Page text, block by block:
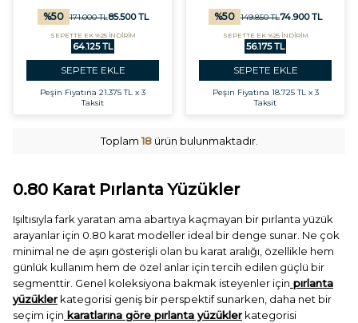
%50 171.000TL85.500TL
SEPETTE EK %25 İNDİRİM
64.125 TL
SEPETE EKLE
Peşin Fiyatına 21.375 TL x 3
Taksit
%50 149.850TL74.900TL
SEPETTE EK %25 İNDİRİM
56.175 TL
SEPETE EKLE
Peşin Fiyatına 18.725 TL x 3
Taksit
Toplam18ürün bulunmaktadır.
0.80 Karat Pırlanta Yüzükler
Işıltısıyla fark yaratan ama abartıya kaçmayan bir pırlanta yüzük
arayanlar için 0.80 karat modeller ideal bir denge sunar. Ne çok
minimal ne de aşırı gösterişli olan bu karat aralığı, özellikle hem
günlük kullanım hem de özel anlar için tercih edilen güçlü bir
segmenttir. Genel koleksiyona bakmak isteyenler için pırlanta
yüzüklerkategorisi geniş bir perspektif sunarken, daha net bir
seçim için karatlarına göre pırlanta yüzüklerkategorisi